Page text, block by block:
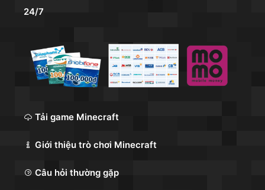
24/7
Tải game Minecraft
Giới thiệu trò chơi Minecraft
Câu hỏi thường gặp